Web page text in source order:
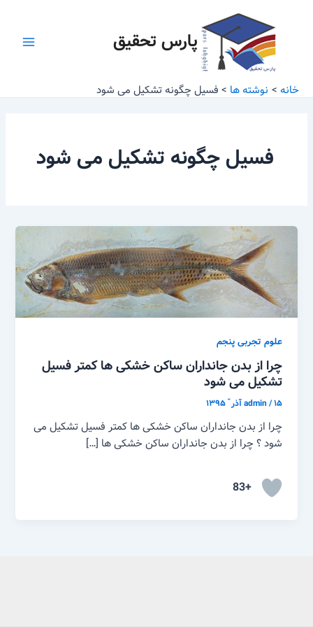
پارس تحقیق
خانه نوشته ها فسیل چگونه تشکیل می شود
فسیل چگونه تشکیل می شود
علوم تجربی پنجم
چرا از بدن جانداران ساکن خشکی ها کمتر فسیل
تشکیل می شود
admin/۱۵ آذر ّ ۱۳۹۵
چرا از بدن جانداران ساکن خشکی ها کمتر فسیل تشکیل می
شود ؟ چرا از بدن جانداران ساکن خشکی ها […]
+83